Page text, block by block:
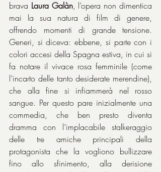
brava Laura Galàn, l’opera non dimentica
mai la sua natura di film di genere,
offrendo momenti di grande tensione.
Generi, si diceva: ebbene, si parte con i
colori accesi della Spagna estiva, in cui si
fa notare il vivace rosa femminile (come
l’incarto delle tanto desiderate merendine),
che alla fine si infiammerà nel rosso
sangue. Per questo pare inizialmente una
commedia, che ben presto diventa
dramma con l’implacabile stalkeraggio
delle tre amiche principali della
protagonista che la vogliono bullizzare
fino allo sfinimento, alla derisione